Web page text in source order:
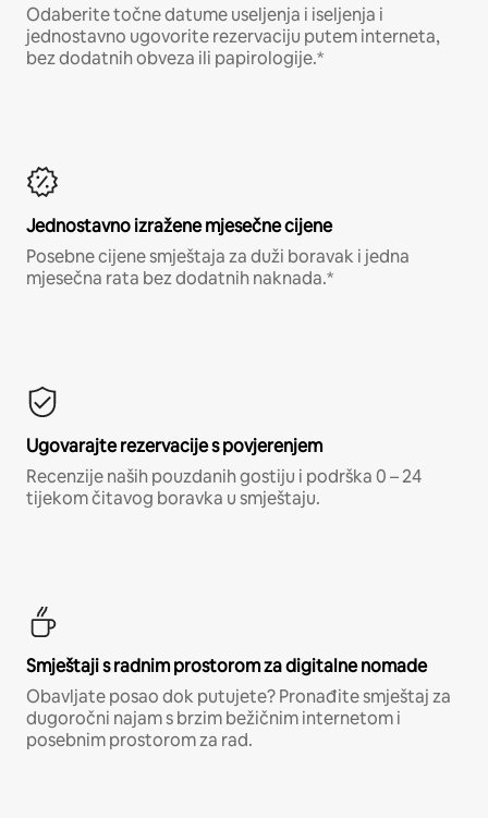
Odaberite točne datume useljenja i iseljenja i
jednostavno ugovorite rezervaciju putem interneta,
bez dodatnih obveza ili papirologije.*
Jednostavno izražene mjesečne cijene
Posebne cijene smještaja za duži boravak i jedna
mjesečna rata bez dodatnih naknada.*
Ugovarajte rezervacije s povjerenjem
Recenzije naših pouzdanih gostiju i podrška 0 – 24
tijekom čitavog boravka u smještaju.
Smještaji s radnim prostorom za digitalne nomade
Obavljate posao dok putujete? Pronađite smještaj za
dugoročni najam s brzim bežičnim internetom i
posebnim prostorom za rad.